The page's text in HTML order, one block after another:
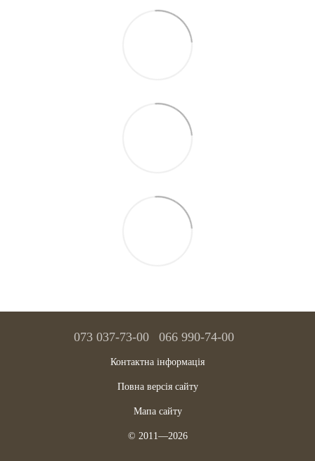
073 037-73-00 066 990-74-00
Контактна інформація
Повна версія сайту
Мапа сайту
© 2011—2026